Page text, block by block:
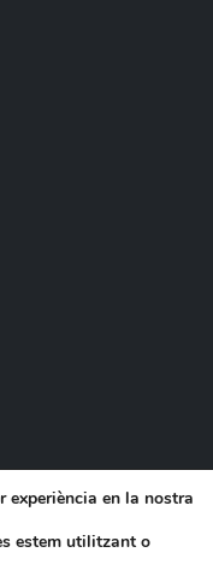
en la nostra
estem utilitzant o